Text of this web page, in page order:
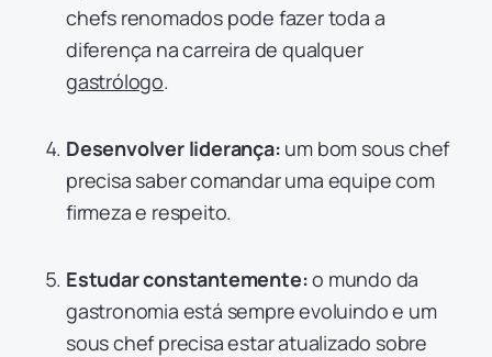
chefs renomados pode fazer toda a
diferença na carreira de qualquer
gastrólogo.
Desenvolver liderança: um bom sous chef
precisa saber comandar uma equipe com
firmeza e respeito.
Estudar constantemente:o mundo da
gastronomia está sempre evoluindo e um
sous chef precisa estar atualizado sobre